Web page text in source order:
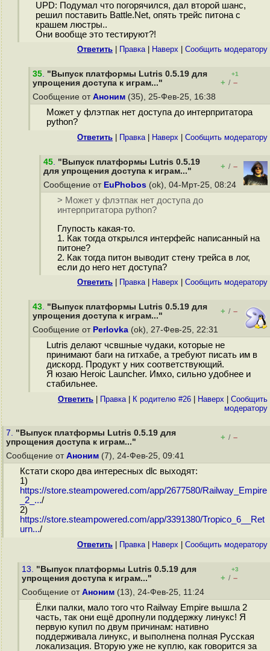
UPD: Подумал что погорячился, дал второй шанс,
решил поставить Battle.Net, опять трейс питона с
крашем люстры..
Они вообще это тестируют?!
Ответить Правка| Наверх Cообщить модератору
35. "Выпуск платформы Lutris 0.5.19 для
упрощения доступа к играм..."
+1
+ / –
Сообщение от Аноним (35), 25-Фев-25, 16:38
Может у флэтпак нет доступа до интерпритатора
python?
Ответить Правка| Наверх Cообщить модератору
45. "Выпуск платформы Lutris 0.5.19
для упрощения доступа к играм..."
+ / –
Сообщение от EuPhobos (ok), 04-Мрт-25, 08:24
> Может у флэтпак нет доступа до
интерпритатора python?
Глупость какая-то.
1. Как тогда открылся интерфейс написанный на
питоне?
2. Как тогда питон выводит стену трейса в лог,
если до него нет доступа?
Ответить Правка| Наверх Cообщить модератору
43. "Выпуск платформы Lutris 0.5.19 для
упрощения доступа к играм..."
+ / –
Сообщение от Perlovka (ok), 27-Фев-25, 22:31
Lutris делают чсвшные чудаки, которые не
принимают баги на гитхабе, а требуют писать им в
дискорд. Продукт у них соответствующий.
Я юзаю Heroic Launcher. Имхо, сильно удобнее и
стабильнее.
Ответить Правка| К родителю #26 Наверх
Cообщить
модератору
7. "Выпуск платформы Lutris 0.5.19 для
упрощения доступа к играм..."
+ / –
Сообщение от Аноним (7), 24-Фев-25, 09:41
Кстати скоро два интересных dlc выходят:
1)
https://store.steampowered.com/app/2677580/Railway_Empire
_2_.../
2)
https://store.steampowered.com/app/3391380/Tropico_6__Ret
urn.../
Ответить Правка| Наверх Cообщить модератору
13. "Выпуск платформы Lutris 0.5.19 для
упрощения доступа к играм..."
+3
+ / –
Сообщение от Аноним (13), 24-Фев-25, 11:24
Ёлки палки, мало того что Railway Empire вышла 2
часть, так они ещё дропнули поддержку линукс! Я
первую купил по двум причинам: нативно
поддерживала линукс, и выполнена полная Русская
локализация. Вторую уже не куплю, как говорится за